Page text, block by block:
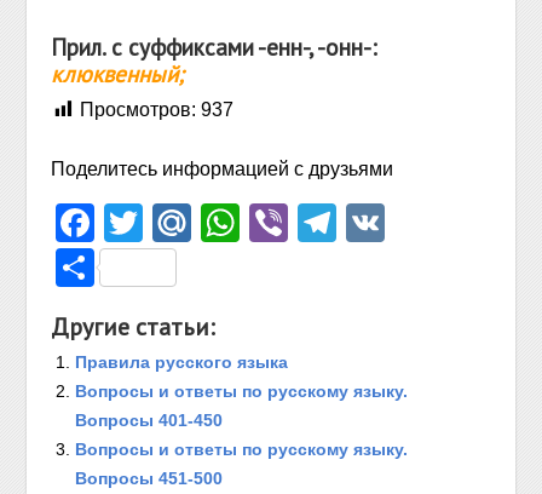
Прил. с суффиксами -енн-, -онн-:
клюквенный;
Просмотров: 937
Поделитесь информацией с друзьями
Facebook
TwitterMail.Ru
WhatsApp
ViberTelegram
Отправить
Другие статьи:
Правила русского языка
Вопросы и ответы по русскому языку.
Вопросы 401-450
Вопросы и ответы по русскому языку.
Вопросы 451-500